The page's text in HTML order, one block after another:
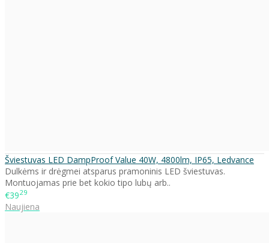
Šviestuvas LED DampProof Value 40W, 4800lm, IP65, Ledvance
Dulkėms ir drėgmei atsparus pramoninis LED šviestuvas.
Montuojamas prie bet kokio tipo lubų arb..
€3929
Naujiena